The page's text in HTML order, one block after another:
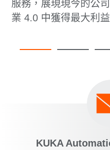
服務，展現現今的公
業 4.0 中獲得最大利益
KUKA